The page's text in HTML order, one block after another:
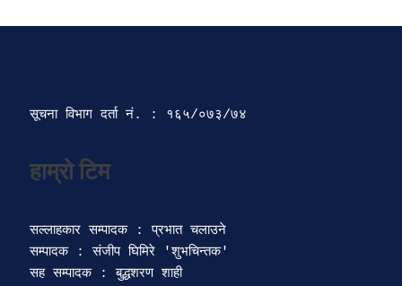
सूचना विभाग दर्ता‍ नं. : १६५/०७३/७४
हाम्रो टिम
सल्लाहकार सम्पादक : प्रभात चलाउने
सम्पादक : संजीप घिमिरे 'शुभचिन्तक'
सह सम्पादक : बुद्धशरण शाही